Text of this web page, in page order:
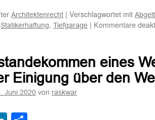
Architektenrecht | Verschlagwortet mit
Statikerhaftung, Tiefgarage | Kommentare
eines
Einigung über den
Juni 2020 von raskwar